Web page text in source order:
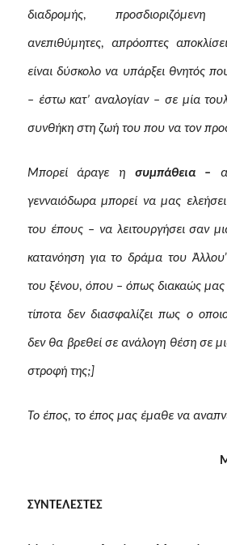
διαδρομής,
ανεπιθύμητες, απρόοπτες
είναι δύσκολο να υπάρξει θνητός
– έστω κατ’ αναλογίαν – σε μία
συνθήκη στη ζωή του που να τον
Μπορεί άραγε η συμπάθεια –
γενναιόδωρα μπορεί να μας
του έπους – να λειτουργήσει σαν
κατανόηση για το δράμα του
του ξένου, όπου – όπως διακαώς μας
τίποτα δεν διασφαλίζει πως ο
δεν θα βρεθεί σε ανάλογη θέση σε
στροφή της;]
Το έπος, το έπος μας έμαθε να
ΣΥΝΤΕΛΕΣΤΕΣ